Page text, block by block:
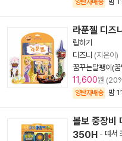
양탄자배송
라푼젤 디즈
립하기
디즈니 (지은이)
꿈꾸는달팽이(꿈
11,600원
양탄자배송 밤
볼보 중장비
350H - 따서